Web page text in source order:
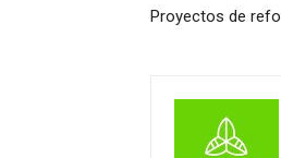
Proyectos de